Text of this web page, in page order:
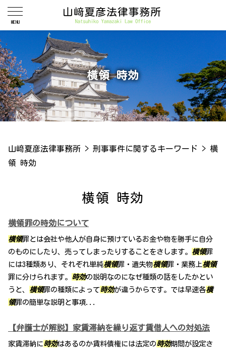
横領 時効
山﨑夏彦法律事務所 > 刑事事件に関するキーワード > 横
領 時効
横領 時効
横領罪の時効について
横領罪とは会社や他人が自身に預けているお金や物を勝手に自分
のものにしたり、売ってしまったりすることをさします。 横領罪
には3種類あり、それぞれ単純横領罪・遺失物横領罪・業務上横領
罪に分けられます。 時効の説明なのになぜ種類の話をしたかとい
うと、 横領罪の種類によって時効が違うからです。では早速各横
領罪の簡単な説明と事項...
【弁護士が解説】家賃滞納を繰り返す賃借人への対処法
家賃滞納に時効はあるのか賃料債権には法定の時効期間が設定さ